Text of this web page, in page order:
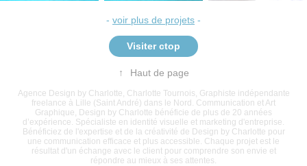
- voir plus de projets -
Visiter ctop
↑ Haut de page
Agence Design by Charlotte, Charlotte Tournois, Graphiste indépendante
freelance à Lille (Saint André) dans le Nord. Communication et Art
Graphique, Design by Charlotte bénéficie de plus de 20 années
d’expérience. Spécialiste en identité visuelle et marketing d'entreprise.
Bénéficiez de l'expertise et de la créativité de Design by Charlotte pour
une communication efficace et plus accessible. Chaque projet est le
résultat d'un échange avec le client pour comprendre son envie et
répondre au mieux à ses attentes.